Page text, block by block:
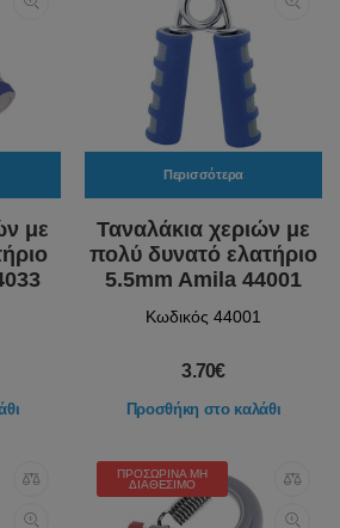
με
Περισσότερα
Ταναλάκια χεριών με
πολύ δυνατό ελατήριο
5.5mm Amila 44001
Κωδικός 44001
3.70€
Προσθήκη στο καλάθι
ΠΡΟΣΩΡΙΝΆ ΜΗ
ΔΙΑΘΈΣΙΜΟ